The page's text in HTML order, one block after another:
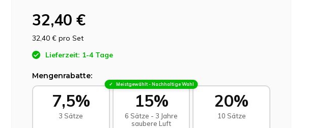
32,40 €
32,40 € pro Set
Lieferzeit: 1-4 Tage
Mengenrabatte:
7,5%
3 Sätze
Meistgewählt - Nachhaltige Wahl
15%
6 Sätze - 3 Jahre
saubere Luft
20%
10 Sätze